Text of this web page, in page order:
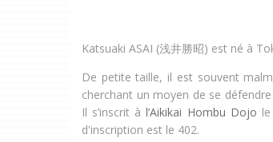
Katsuaki ASAI (浅井勝昭) est né à
De petite taille, il est souvent
cherchant un moyen de se
Il s’inscrit àl’Aikikai Hombu Dojo
d'inscription est le 402.